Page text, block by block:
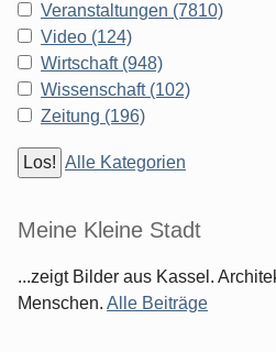
Veranstaltungen (7810)
Video (124)
Wirtschaft (948)
Wissenschaft (102)
Zeitung (196)
Alle Kategorien
Meine Kleine Stadt
...zeigt Bilder aus Kassel.
Menschen. Alle Beiträge